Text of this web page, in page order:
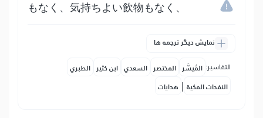
もなく、気持ちよい飲物もなく、
نمایش دیگر ترجمه ها
التفاسير: المُيسَّر المختصر السعدي ابن كثير الطبري
النفحات المكية | هدايات